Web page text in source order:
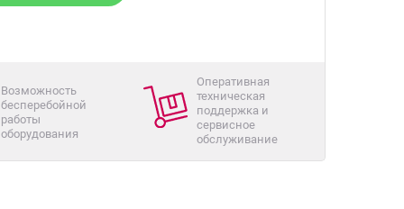
Возможность
бесперебойной
работы
оборудования
Оперативная
техническая
поддержка и
сервисное
обслуживание